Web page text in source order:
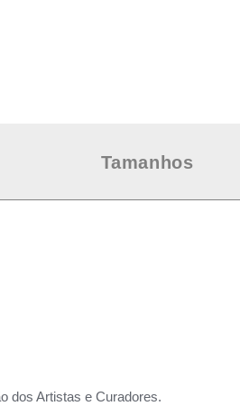
Tamanhos
dos Artistas e Curadores.